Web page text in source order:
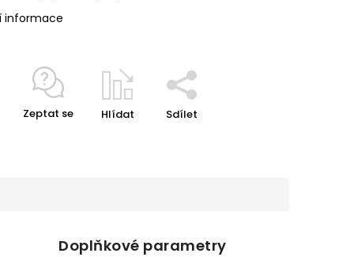
informace
Zeptat se Hlídat Sdílet
Doplňkové parametry